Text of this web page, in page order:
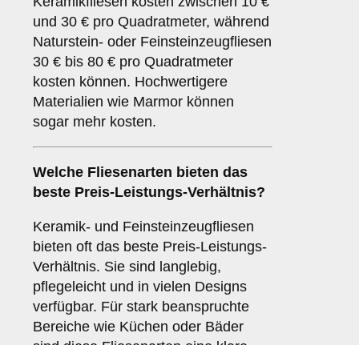
und 30 € pro Quadratmeter, während
Naturstein- oder Feinsteinzeugfliesen
30 € bis 80 € pro Quadratmeter
kosten können. Hochwertigere
Materialien wie Marmor können
sogar mehr kosten.
Welche Fliesenarten bieten das
beste Preis-Leistungs-Verhältnis?
Keramik- und Feinsteinzeugfliesen
bieten oft das beste Preis-Leistungs-
Verhältnis. Sie sind langlebig,
pflegeleicht und in vielen Designs
verfügbar. Für stark beanspruchte
Bereiche wie Küchen oder Bäder